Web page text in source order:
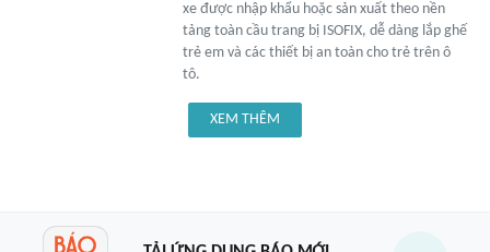
xe được nhập khẩu hoặc sản xuất theo nền
tảng toàn cầu trang bị ISOFIX, dễ dàng lắp ghế
trẻ em và các thiết bị an toàn cho trẻ trên ô
tô.
XEM THÊM